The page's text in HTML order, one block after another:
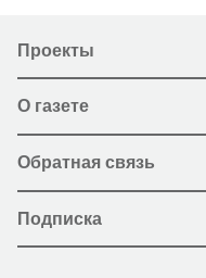
Проекты
О газете
Обратная связь
Подписка